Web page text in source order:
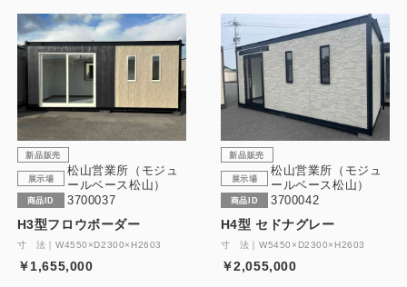
新品販売
展示場
松山営業所（モジュ
ールベース松山）
商品ID 3700037
H3型フロウボーダー
寸 法｜W4550×D2300×H2603
￥1,655,000
新品販売
展示場
松山営業所（モジュ
ールベース松山）
商品ID 3700042
H4型 セドナグレー
寸 法｜W5450×D2300×H2603
￥2,055,000